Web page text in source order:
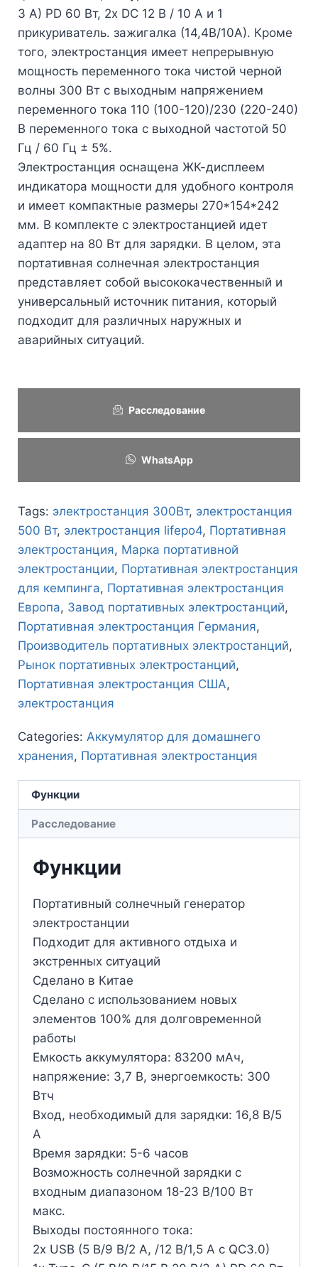
3 А) PD 60 Вт, 2x DC 12 В / 10 А и 1
прикуриватель. зажигалка (14,4В/10А). Кроме
того, электростанция имеет непрерывную
мощность переменного тока чистой черной
волны 300 Вт с выходным напряжением
переменного тока 110 (100-120)/230 (220-240)
В переменного тока с выходной частотой 50
Гц / 60 Гц ± 5%.
Электростанция оснащена ЖК-дисплеем
индикатора мощности для удобного контроля
и имеет компактные размеры 270*154*242
мм. В комплекте с электростанцией идет
адаптер на 80 Вт для зарядки. В целом, эта
портативная солнечная электростанция
представляет собой высококачественный и
универсальный источник питания, который
подходит для различных наружных и
аварийных ситуаций.
Расследование
WhatsApp
Tags: электростанция 300Вт, электростанция
500 Вт, электростанция lifepo4, Портативная
электростанция, Марка портативной
электростанции, Портативная электростанция
для кемпинга, Портативная электростанция
Европа, Завод портативных электростанций,
Портативная электростанция Германия,
Производитель портативных электростанций,
Рынок портативных электростанций,
Портативная электростанция США,
электростанция
Categories: Аккумулятор для домашнего
хранения, Портативная электростанция
Функции
Расследование
Функции
Портативный солнечный генератор
электростанции
Подходит для активного отдыха и
экстренных ситуаций
Сделано в Китае
Сделано с использованием новых
элементов 100% для долговременной
работы
Емкость аккумулятора: 83200 мАч,
напряжение: 3,7 В, энергоемкость: 300
Втч
Вход, необходимый для зарядки: 16,8 В/5
А
Время зарядки: 5-6 часов
Возможность солнечной зарядки с
входным диапазоном 18-23 В/100 Вт
макс.
Выходы постоянного тока:
2x USB (5 В/9 В/2 А, /12 В/1,5 А с QC3.0)